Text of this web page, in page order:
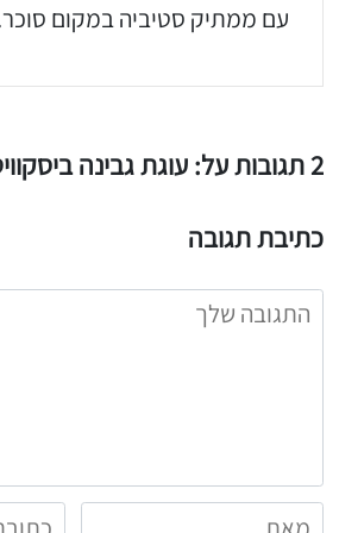
עם ממתיק סטיביה במקום
2 תגובות על: עוגת גבינה ביסקוויטים בטעם קפה
כתיבת תגובה